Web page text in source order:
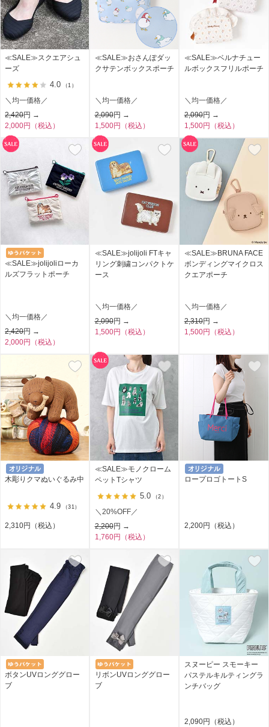
≪SALE≫スクエアシュ
ーズ
4.0 （1）
＼均一価格／
2,420円 →
2,000円（税込）
≪SALE≫おさんぽダッ
クサテンボックスポーチ
＼均一価格／
2,090円 →
1,500円（税込）
≪SALE≫ベルナチュー
ルボックスフリルポーチ
＼均一価格／
2,090円 →
1,500円（税込）
≪SALE≫jolijoliローカ
ルズフラットポーチ
＼均一価格／
2,420円 →
2,000円（税込）
≪SALE≫jolijoli FTキャ
リング刺繍コンパクトケ
ース
＼均一価格／
2,090円 →
1,500円（税込）
≪SALE≫BRUNA FACE
ボンディングマイクロス
クエアポーチ
＼均一価格／
2,310円 →
1,500円（税込）
木彫りクマぬいぐるみ中
4.9 （31）
2,310円（税込）
≪SALE≫モノクローム
ペットTシャツ
5.0 （2）
＼20%OFF／
2,200円 →
1,760円（税込）
ロープロゴトートS
2,200円（税込）
ボタンUVロンググロー
ブ
リボンUVロンググロー
ブ
スヌーピー スモーキー
パステルキルティングラ
ンチバッグ
2,090円（税込）